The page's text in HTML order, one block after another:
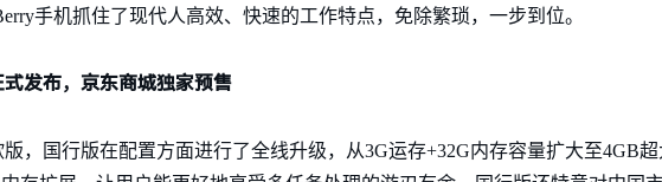
手机抓住了现代人高效、快速的工作特点，免除繁琐，一步到位。
式发布，京东商城独家预售
，国行版在配置方面进行了全线升级，从3G运存+32G内存容量扩大至4GB